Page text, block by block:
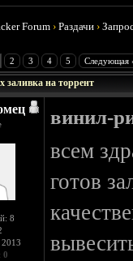
Forum ›Раздачи ›
2 3 4 5 Следующая
заливка на торрент
8
2013
0
винил-
всем
готов